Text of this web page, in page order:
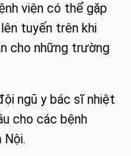
viện có thể gặp
tuyến trên khi
cho những trường
ngũ y bác sĩ nhiệt
cho các bệnh
Nội.